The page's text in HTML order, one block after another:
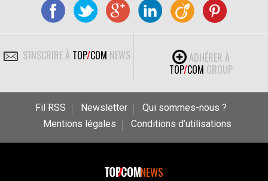
S'INSCRIRE À TOP/COM NEWS
ADHÉRER À
TOP/COM GROUP
Fil RSS Newsletter
Qui sommes-nous ?
Mentions légales
Conditions d’utilisations
NEWS